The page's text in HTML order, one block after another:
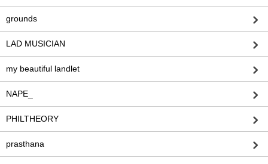
grounds
LAD MUSICIAN
my beautiful landlet
NAPE_
PHILTHEORY
prasthana